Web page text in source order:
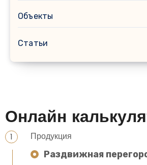
Объекты
Статьи
Онлайн
Продукция
Раздвижная